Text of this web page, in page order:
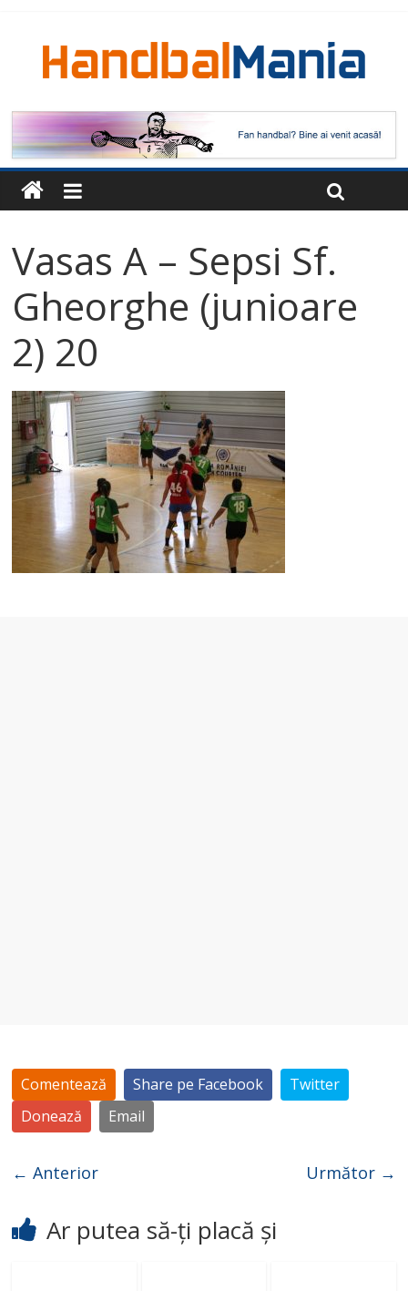
Vasas A – Sepsi Sf.
Gheorghe (junioare
2) 20
Comentează Share pe Facebook
Twitter
Donează
Email
← Anterior Următor →
Ar putea să-ți placă și